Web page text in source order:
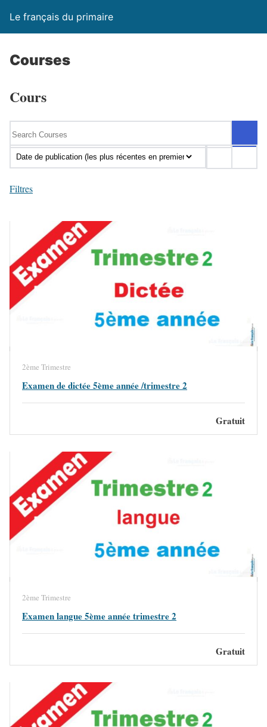
Le français du primaire
Courses
Cours
Filtres
2ème Trimestre
Examen de dictée 5ème année /trimestre 2
Gratuit
2ème Trimestre
Examen langue 5ème année trimestre 2
Gratuit